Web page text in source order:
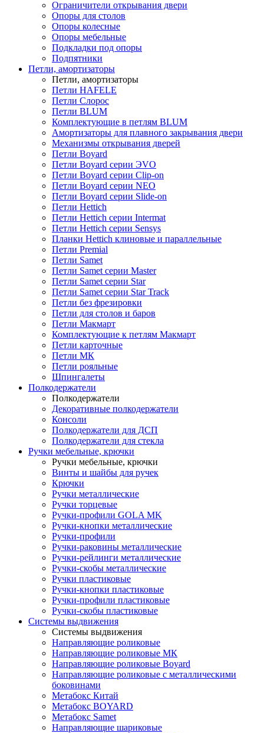
Ограничители открывания двери
Опоры для столов
Опоры колесные
Опоры мебельные
Подкладки под опоры
Подпятники
Петли, амортизаторы
Петли, амортизаторы
Петли HAFELE
Петли Слорос
Петли BLUM
Комплектующие в петлям BLUM
Амортизаторы для плавного закрывания двери
Механизмы открывания дверей
Петли Boyard
Петли Boyard серии ЭVO
Петли Boyard серии Clip-on
Петли Boyard серии NEO
Петли Boyard серии Slide-on
Петли Hettich
Петли Hettich серии Intermat
Петли Hettich серии Sensys
Планки Hettich клиновые и параллельные
Петли Premial
Петли Samet
Петли Samet серии Master
Петли Samet серии Star
Петли Samet серии Star Track
Петли без фрезировки
Петли для столов и баров
Петли Макмарт
Комплектующие к петлям Макмарт
Петли карточные
Петли МК
Петли рояльные
Шпингалеты
Полкодержатели
Полкодержатели
Декоративные полкодержатели
Консоли
Полкодержатели для ДСП
Полкодержатели для стекла
Ручки мебельные, крючки
Ручки мебельные, крючки
Винты и шайбы для ручек
Крючки
Ручки металлические
Ручки торцевые
Ручки-профили GOLA MK
Ручки-кнопки металлические
Ручки-профили
Ручки-раковины металлические
Ручки-рейлинги металлические
Ручки-скобы металлические
Ручки пластиковые
Ручки-кнопки пластиковые
Ручки-профили пластиковые
Ручки-скобы пластиковые
Системы выдвижения
Системы выдвижения
Направляющие роликовые
Направляющие роликовые МК
Направляющие роликовые Boyard
Направляющие роликовые с металлическими
боковинами
Метабокс Китай
Метабокс BOYARD
Метабокс Samet
Направляющие шариковые